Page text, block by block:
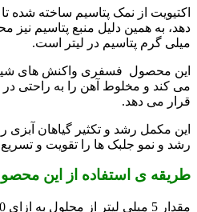
اکتیویت از نمک پتاسیم ساخته شده
میلی گرم پتاسیم در لیتر است.
این محصول فسفری واکنش های
می کند و مخلوط آهن را به راحتی
قرار می دهد.
این مکمل رشد و تکثیر گیاهان آبزی
رشد و نمو جلبک ها را تقویت و
طریقه ی استفاده از این